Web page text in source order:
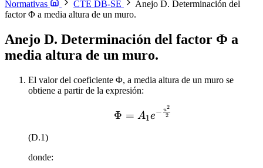
Normativas
CTE DB-SE
Anejo D. Determinación del
factor Φ a media altura de un muro.
Anejo D. Determinación del factor Φ a
media altura de un muro.
El valor del coeficiente Φ, a media altura de un muro se
obtiene a partir de la expresión:
\Phi = A_1 e^{-
Φ = A1e− 2
u2
(D.1)
donde: